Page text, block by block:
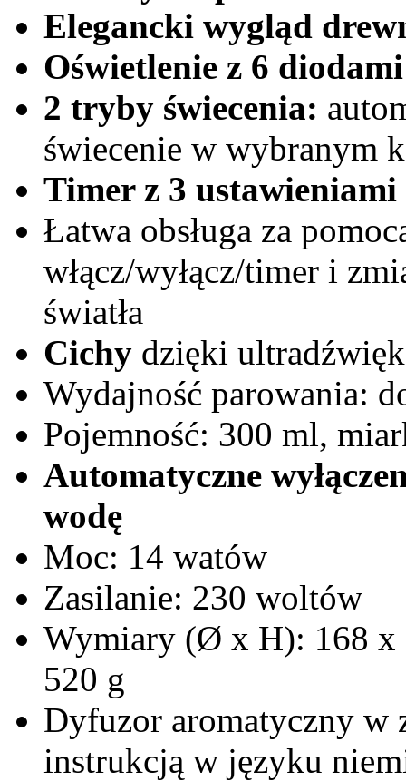
Elegancki wygląd
Oświetlenie z 6
2 tryby świecenia:
świecenie w wybranym
Timer z 3 ustawieniami
Łatwa obsługa za
włącz/wyłącz/timer i
światła
Cichy dzięki
Wydajność parowania:
Pojemność: 300 ml,
Automatyczne
wodę
Moc: 14 watów
Zasilanie: 230 woltów
Wymiary (Ø x H): 168 x
520 g
Dyfuzor aromatyczny w
instrukcją w języku